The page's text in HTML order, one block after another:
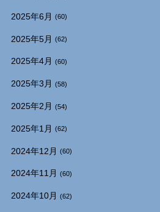
2025年6月 (60)
2025年5月 (62)
2025年4月 (60)
2025年3月 (58)
2025年2月 (54)
2025年1月 (62)
2024年12月 (60)
2024年11月 (60)
2024年10月 (62)